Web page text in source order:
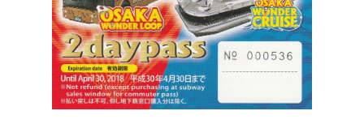
ภาพประทับใจ